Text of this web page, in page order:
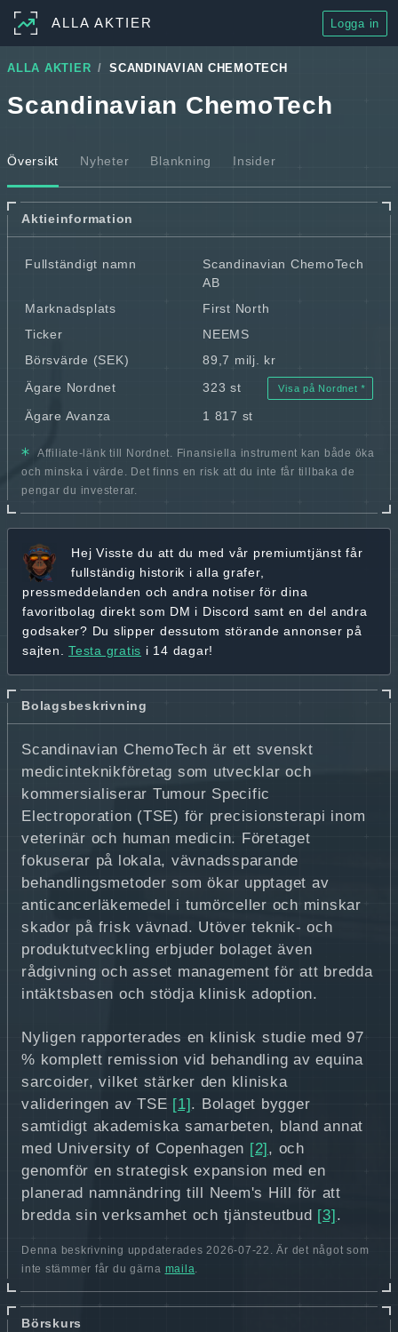
ALLA AKTIER Logga in
ALLA AKTIER SCANDINAVIAN CHEMOTECH
Scandinavian ChemoTech
Översikt Nyheter Blankning Insider
Aktieinformation
Fullständigt namn
Scandinavian ChemoTech
AB
Marknadsplats
First North
Ticker
NEEMS
Börsvärde (SEK)
89,7 milj. kr
Ägare Nordnet
323 st Visa på Nordnet
Ägare Avanza 1 817 st
Affiliate-länk till Nordnet. Finansiella instrument kan både öka
och minska i värde. Det finns en risk att du inte får tillbaka de
pengar du investerar.
Hej Visste du att du med vår premiumtjänst får
fullständig historik i alla grafer,
pressmeddelanden och andra notiser för dina
favoritbolag direkt som DM i Discord samt en del andra
godsaker? Du slipper dessutom störande annonser på
sajten. Testa gratis i 14 dagar!
Bolagsbeskrivning
Scandinavian ChemoTech är ett svenskt
medicinteknikföretag som utvecklar och
kommersialiserar Tumour Specific
Electroporation (TSE) för precisionsterapi inom
veterinär och human medicin. Företaget
fokuserar på lokala, vävnadssparande
behandlingsmetoder som ökar upptaget av
anticancerläkemedel i tumörceller och minskar
skador på frisk vävnad. Utöver teknik- och
produktutveckling erbjuder bolaget även
rådgivning och asset management för att bredda
intäktsbasen och stödja klinisk adoption.
Nyligen rapporterades en klinisk studie med 97
% komplett remission vid behandling av equina
sarcoider, vilket stärker den kliniska
valideringen av TSE [1] . Bolaget bygger
samtidigt akademiska samarbeten, bland annat
med University of Copenhagen [2] , och
genomför en strategisk expansion med en
planerad namnändring till Neem's Hill för att
bredda sin verksamhet och tjänsteutbud [3] .
Denna beskrivning uppdaterades 2026-07-22. Är det något som
inte stämmer får du gärna maila.
Börskurs